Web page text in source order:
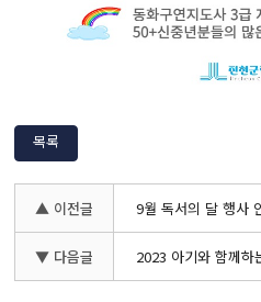
목록
▲ 이전글
▼ 다음글